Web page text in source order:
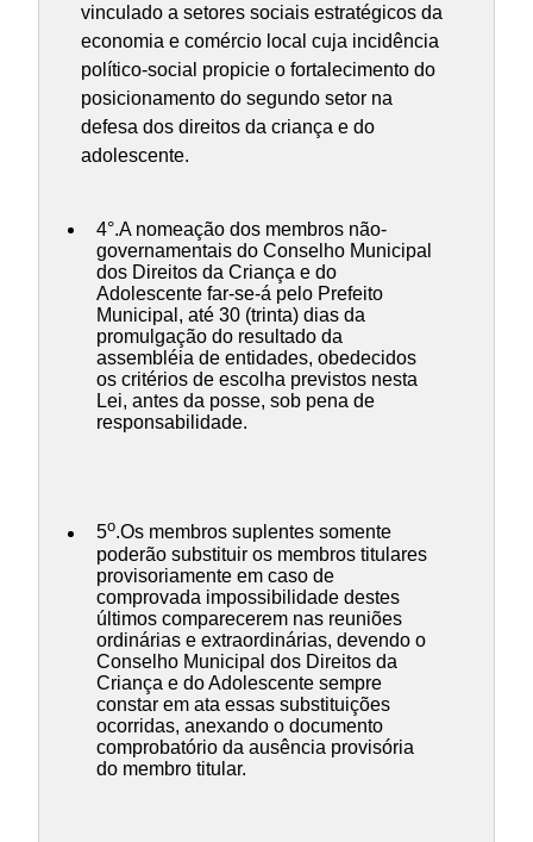
vinculado a setores sociais estratégicos da
economia e comércio local cuja incidência
político-social propicie o fortalecimento do
posicionamento do segundo setor na
defesa dos direitos da criança e do
adolescente.
4°.A nomeação dos membros não-
governamentais do Conselho Municipal
dos Direitos da Criança e do
Adolescente far-se-á pelo Prefeito
Municipal, até 30 (trinta) dias da
promulgação do resultado da
assembléia de entidades, obedecidos
os critérios de escolha previstos nesta
Lei, antes da posse, sob pena de
responsabilidade.
5o.Os membros suplentes somente
poderão substituir os membros titulares
provisoriamente em caso de
comprovada impossibilidade destes
últimos comparecerem nas reuniões
ordinárias e extraordinárias, devendo o
Conselho Municipal dos Direitos da
Criança e do Adolescente sempre
constar em ata essas substituições
ocorridas, anexando o documento
comprobatório da ausência provisória
do membro titular.